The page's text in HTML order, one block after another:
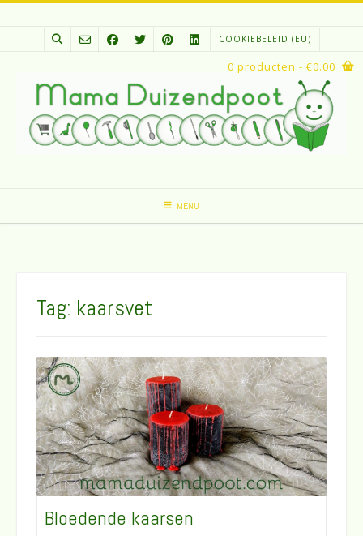
Spring
COOKIEBELEID (EU)
MENU
0 producten - €0.00
Tag: kaarsvet
Bloedende kaarsen